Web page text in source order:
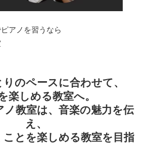
アノを習うなら
のペースに合わせて、
楽しめる教室へ。
ノ教室は、音楽の魅力を伝
え、
ことを楽しめる教室を目指